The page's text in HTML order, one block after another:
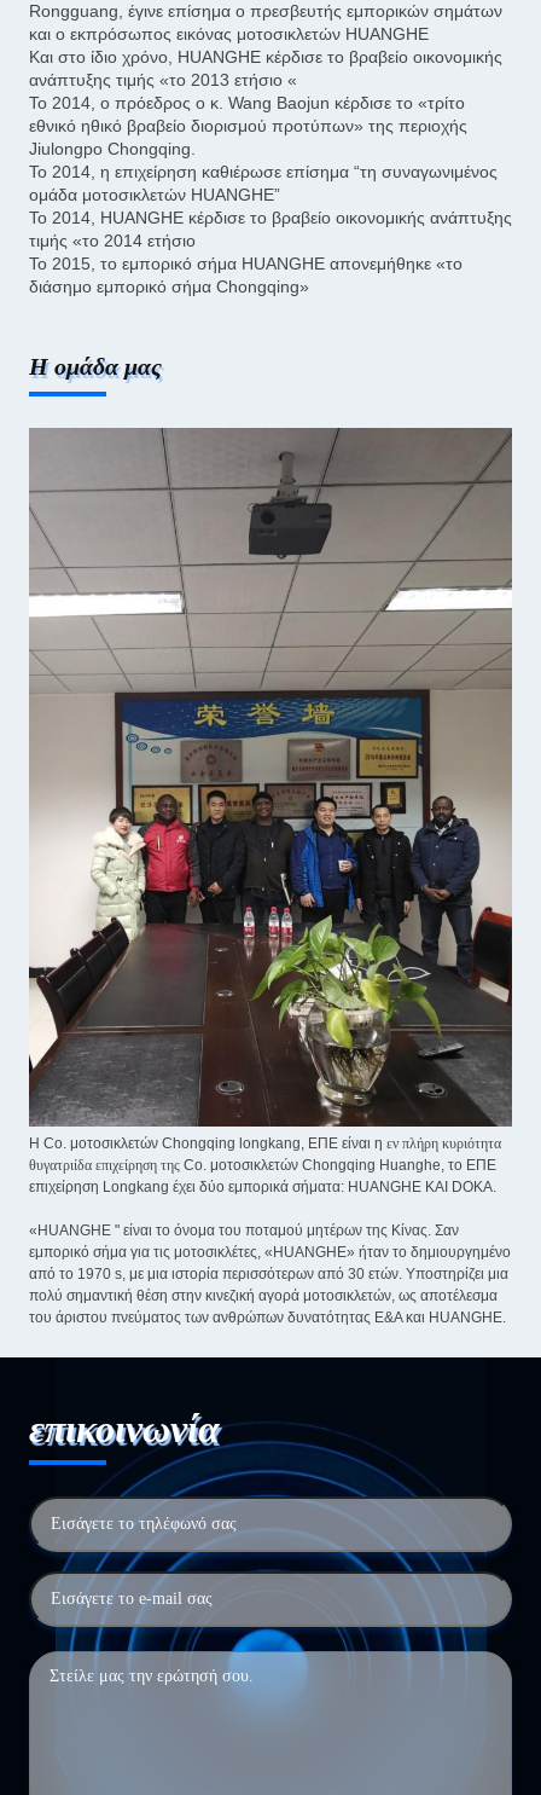
Rongguang, έγινε επίσημα ο πρεσβευτής εμπορικών σημάτων
και ο εκπρόσωπος εικόνας μοτοσικλετών HUANGHE
Και στο ίδιο χρόνο, HUANGHE κέρδισε το βραβείο οικονομικής
ανάπτυξης τιμής «το 2013 ετήσιο «
Το 2014, ο πρόεδρος ο κ. Wang Baojun κέρδισε το «τρίτο
εθνικό ηθικό βραβείο διορισμού προτύπων» της περιοχής
Jiulongpo Chongqing.
Το 2014, η επιχείρηση καθιέρωσε επίσημα “τη συναγωνιμένος
ομάδα μοτοσικλετών HUANGHE”
Το 2014, HUANGHE κέρδισε το βραβείο οικονομικής ανάπτυξης
τιμής «το 2014 ετήσιο
Το 2015, το εμπορικό σήμα HUANGHE απονεμήθηκε «το
διάσημο εμπορικό σήμα Chongqing»
Η ομάδα μας
Η Co. μοτοσικλετών Chongqing longkang, ΕΠΕ είναι η εν πλήρη κυριότητα
θυγατριίδα επιχείρηση της Co. μοτοσικλετών Chongqing Huanghe, το ΕΠΕ
επιχείρηση Longkang έχει δύο εμπορικά σήματα: HUANGHE ΚΑΙ DOKA.
«HUANGHE " είναι το όνομα του ποταμού μητέρων της Κίνας. Σαν
εμπορικό σήμα για τις μοτοσικλέτες, «HUANGHE» ήταν το δημιουργημένο
από το 1970 s, με μια ιστορία περισσότερων από 30 ετών. Υποστηρίζει μια
πολύ σημαντική θέση στην κινεζική αγορά μοτοσικλετών, ως αποτέλεσμα
του άριστου πνεύματος των ανθρώπων δυνατότητας Ε&Α και HUANGHE.
επικοινωνία